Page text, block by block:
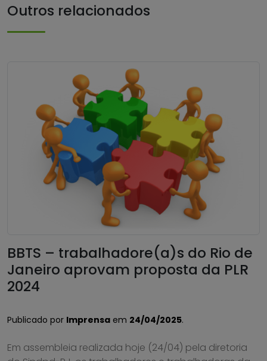
Outros relacionados
BBTS – trabalhadore(a)s do Rio de
Janeiro aprovam proposta da PLR
2024
Publicado por Imprensa em 24/04/2025.
Em assembleia realizada hoje (24/04) pela diretoria